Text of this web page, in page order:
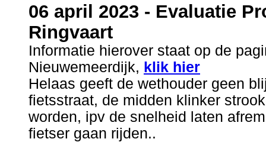
06 april 2023 - Evaluatie
Ringvaart
Informatie hierover staat op de
Nieuwemeerdijk, klik hier
Helaas geeft de wethouder geen
fietsstraat, de midden klinker
worden, ipv de snelheid laten
fietser gaan rijden..